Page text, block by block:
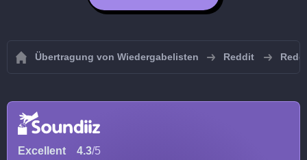
Übertragung von Wiedergabelisten Reddit
Excellent 4.3/5